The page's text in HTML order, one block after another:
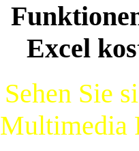
Excel
Sehen Sie
Multimedia